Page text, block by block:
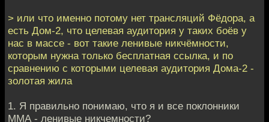
> или что именно потому нет трансляций Фёдора, а
есть Дом-2, что целевая аудитория у таких боёв у
нас в массе - вот такие ленивые никчёмности,
которым нужна только бесплатная ссылка, и по
сравнению с которыми целевая аудитория Дома-2 -
золотая жила
1. Я правильно понимаю, что я и все поклонники
ММА - ленивые никчемности?